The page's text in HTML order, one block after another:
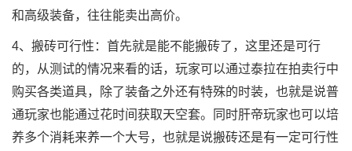
和高级装备，往往能卖出高价。
4、搬砖可行性：首先就是能不能搬砖了，这里还是可行
的，从测试的情况来看的话，玩家可以通过泰拉在拍卖行中
购买各类道具，除了装备之外还有特殊的时装，也就是说普
通玩家也能通过花时间获取天空套。同时肝帝玩家也可以培
养多个消耗来养一个大号，也就是说搬砖还是有一定可行性